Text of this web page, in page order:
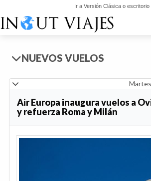
Ir a Versión Clásica o escritorio
NUEVOS VUELOS
Air Europa inaugura vuelos a
y refuerza Roma y Milán